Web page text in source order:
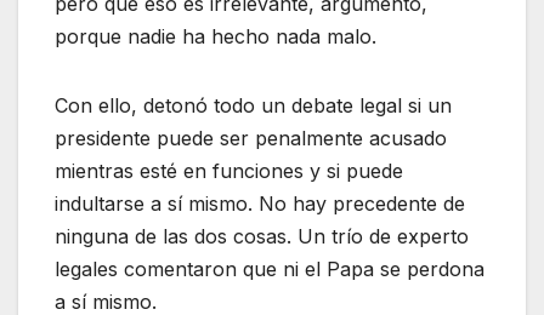
porque nadie ha hecho nada malo.
Con ello, detonó todo un debate legal si un
presidente puede ser penalmente acusado
mientras esté en funciones y si puede
indultarse a sí mismo. No hay precedente de
ninguna de las dos cosas. Un trío de experto
legales comentaron que ni el Papa se perdona
a sí mismo.